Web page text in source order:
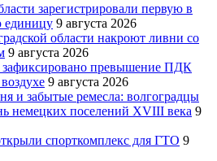
зарегистрировали первую в
единицу 9 августа 2026
области накроют ливни со
9 августа 2026
зафиксировано превышение ПДК
9 августа 2026
и забытые ремесла: волгоградцы
немецких поселений XVIII века 9
спорткомплекс для ГТО 9